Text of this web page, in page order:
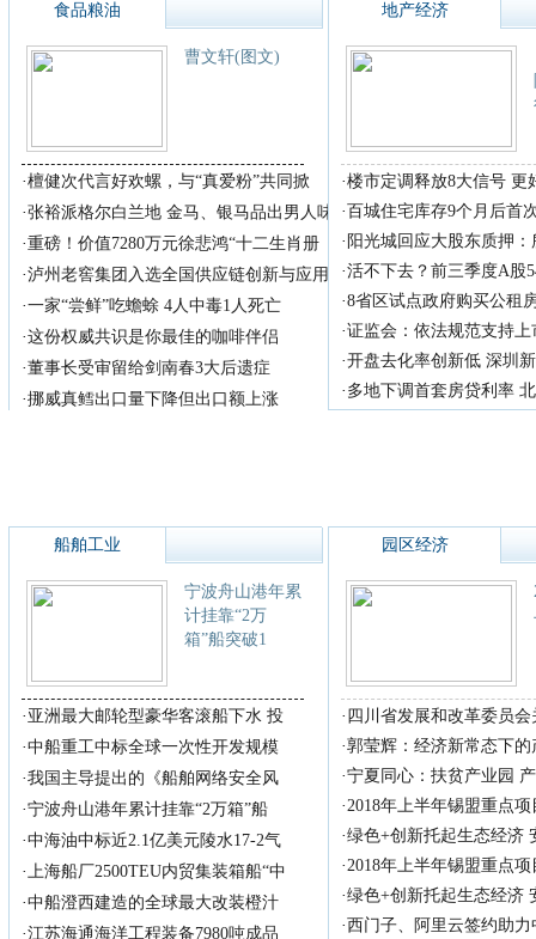
食品粮油
曹文轩(图文)
·檀健次代言好欢螺，与“真爱粉”共同掀
·张裕派格尔白兰地 金马、银马品出男人味
·重磅！价值7280万元徐悲鸿“十二生肖册
·泸州老窖集团入选全国供应链创新与应用
·一家“尝鲜”吃蟾蜍 4人中毒1人死亡
·这份权威共识是你最佳的咖啡伴侣
·董事长受审留给剑南春3大后遗症
·挪威真鳕出口量下降但出口额上涨
地产经济
·楼市定调释放8大信号 更
·百城住宅库存9个月后首
· 阳光城回应大股东质押
·活不下去？前三季度A股
·8省区试点政府购买公租
·证监会：依法规范支持
·开盘去化率创新低 深圳
· 多地下调首套房贷利率
船舶工业
宁波舟山港年累
计挂靠“2万
箱”船突破1
· 亚洲最大邮轮型豪华客滚船下水 投
·中船重工中标全球一次性开发规模
·我国主导提出的《船舶网络安全风
·宁波舟山港年累计挂靠“2万箱”船
·中海油中标近2.1亿美元陵水17-2气
·上海船厂2500TEU内贸集装箱船“中
·中船澄西建造的全球最大改装橙汁
·江苏海通海洋工程装备7980吨成品
园区经济
· 四川省发展和改革委员
·郭莹辉：经济新常态下
·宁夏同心：扶贫产业园
·2018年上半年锡盟重点
·绿色+创新托起生态经济
·2018年上半年锡盟重点
·绿色+创新托起生态经济
·西门子、阿里云签约助